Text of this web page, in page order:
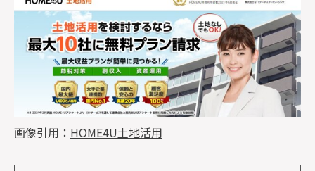
画像引用： HOME4U土地活用